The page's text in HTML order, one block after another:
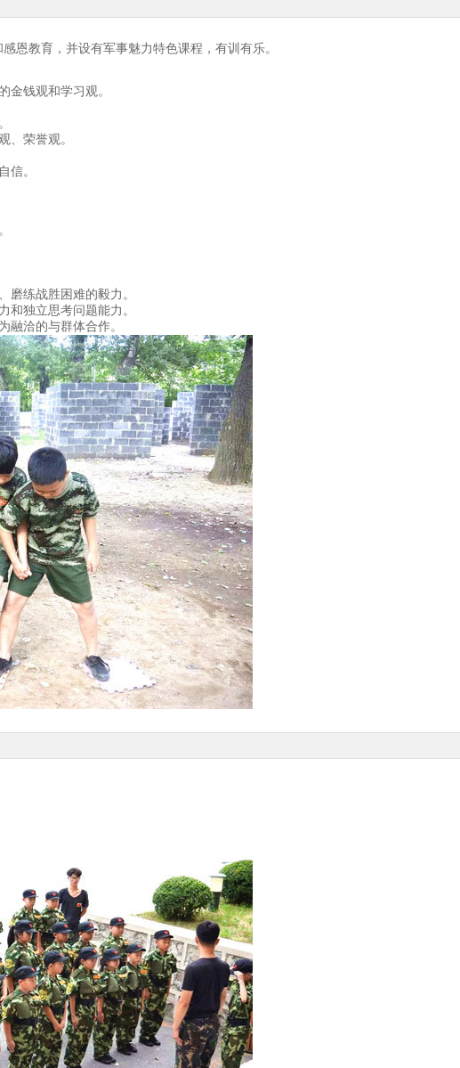
恩教育，并设有军事魅力特色课程，有训有乐。
金钱观和学习观。
、荣誉观。
信。
磨练战胜困难的毅力。
和独立思考问题能力。
融洽的与群体合作。